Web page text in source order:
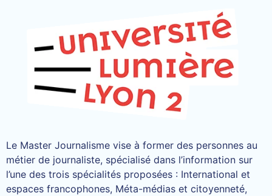
Le Master Journalisme vise à former des personnes au
métier de journaliste, spécialisé dans l’information sur
l’une des trois spécialités proposées : International et
espaces francophones, Méta-médias et citoyenneté,